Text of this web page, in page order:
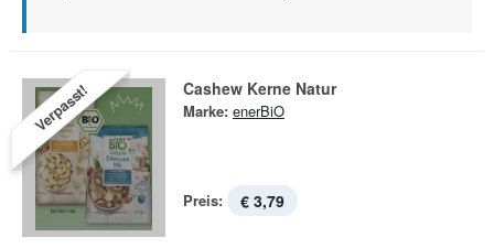
Verpasst! Cashew Kerne Natur
Marke: enerBiO
Preis: € 3,79